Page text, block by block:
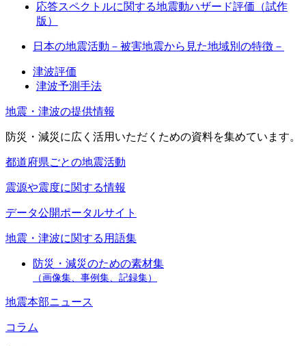
応答スペクトルに関する地震動ハザード評価（試作
版）
日本の地震活動－被害地震から見た地域別の特徴－
津波評価
津波予測手法
地震・津波の提供情報
防災・減災に広く活用いただくための資料を集めています。
都道府県ごとの地震活動
震源や震度に関する情報
データ公開ポータルサイト
地震・津波に関する用語集
防災・減災のための素材集
（画像集、事例集、記録集）
地震本部ニュース
コラム